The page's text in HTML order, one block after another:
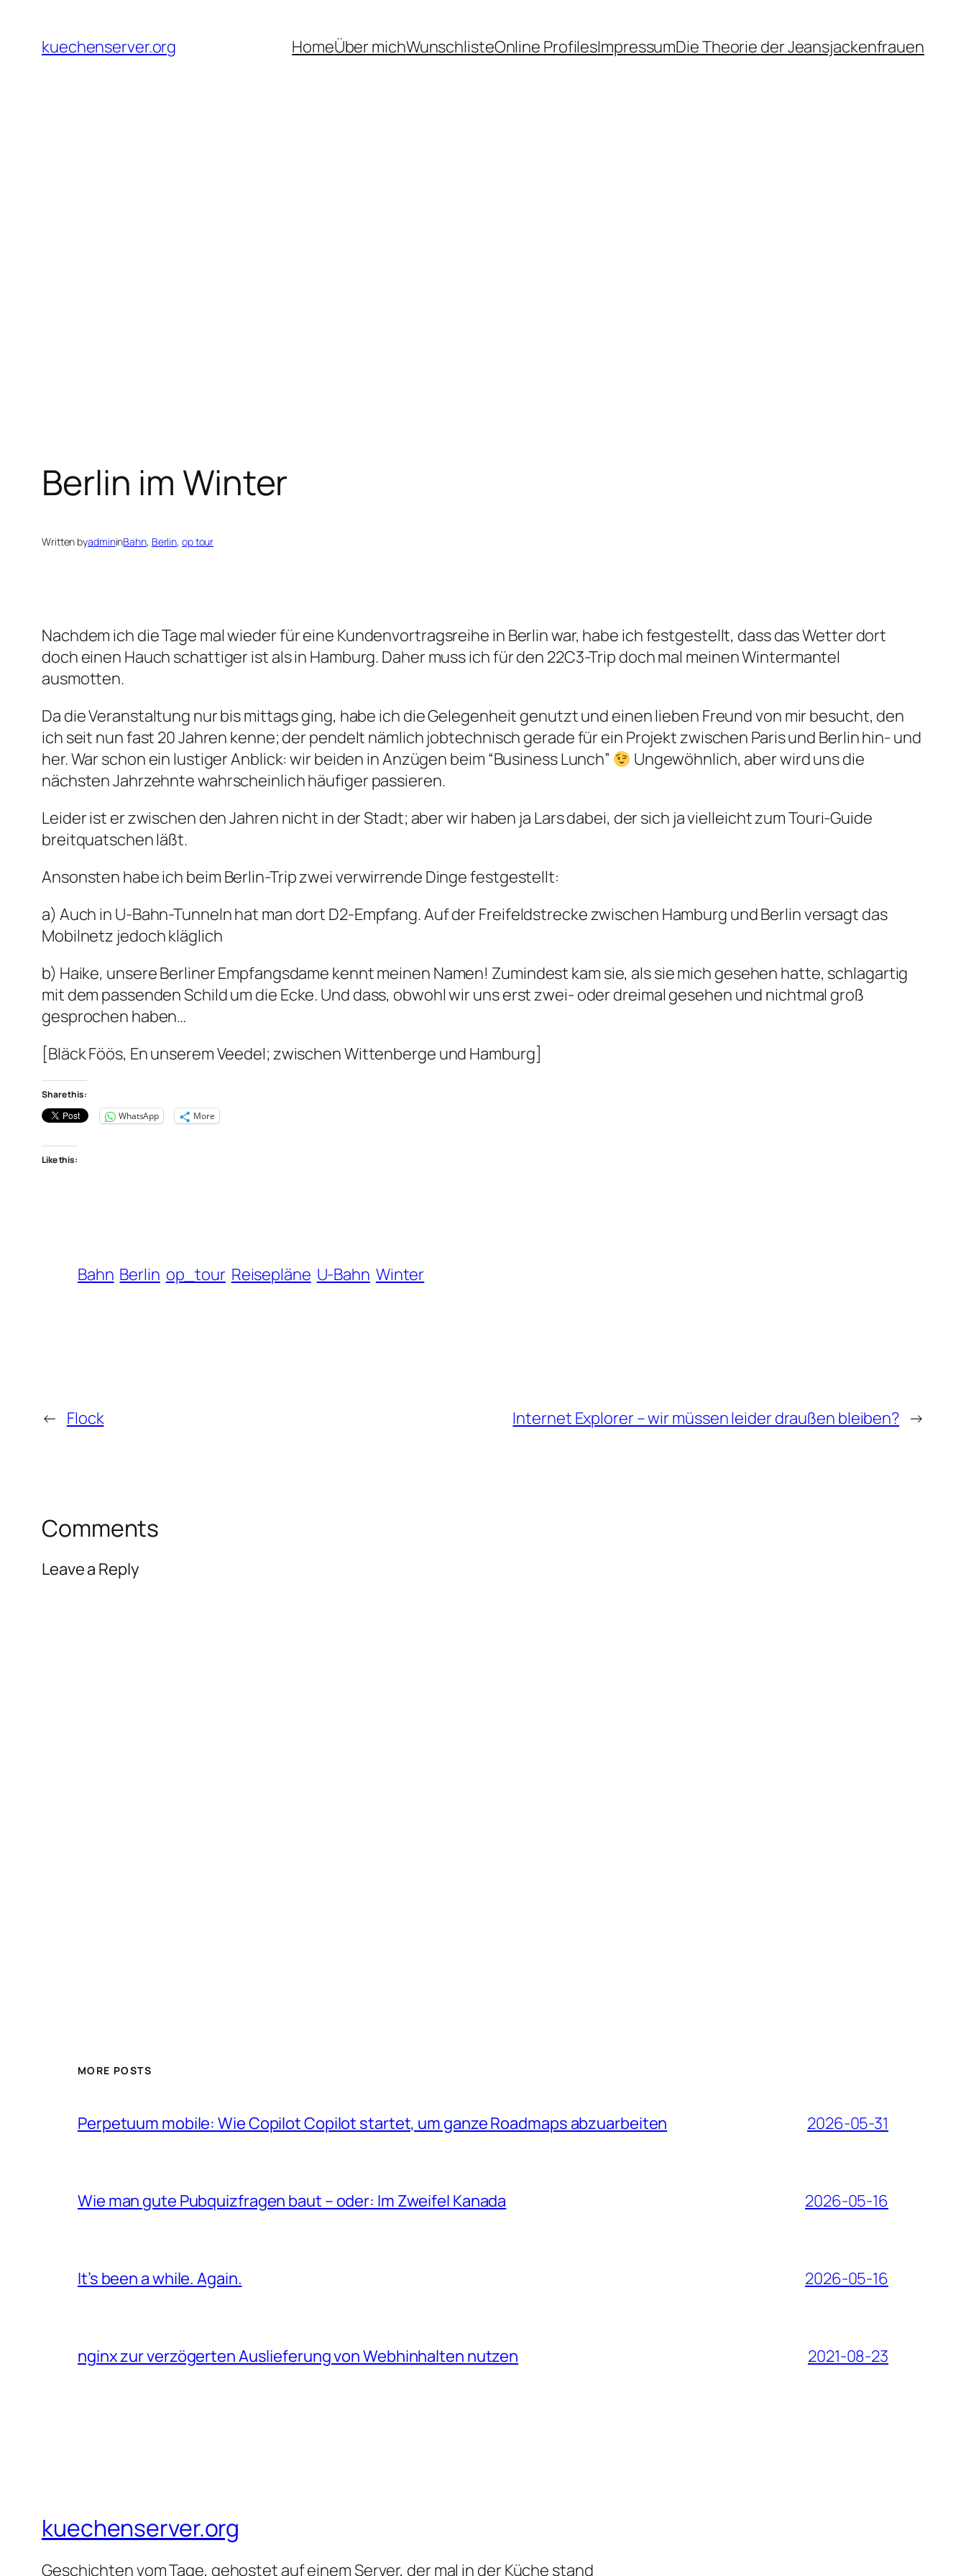
content
kuechenserver.org HomeÜber michWunschlisteOnline ProfilesImpressumDie Theorie der Jeansjackenfrauen
Berlin im Winter
Written byadmininBahn, Berlin, op tour
Nachdem ich die Tage mal wieder für eine Kundenvortragsreihe in Berlin war, habe ich festgestellt, dass das Wetter dort
doch einen Hauch schattiger ist als in Hamburg. Daher muss ich für den 22C3-Trip doch mal meinen Wintermantel
ausmotten.
Da die Veranstaltung nur bis mittags ging, habe ich die Gelegenheit genutzt und einen lieben Freund von mir besucht, den
ich seit nun fast 20 Jahren kenne; der pendelt nämlich jobtechnisch gerade für ein Projekt zwischen Paris und Berlin hin- und
her. War schon ein lustiger Anblick: wir beiden in Anzügen beim “Business Lunch”
Ungewöhnlich, aber wird uns die
nächsten Jahrzehnte wahrscheinlich häufiger passieren.
Leider ist er zwischen den Jahren nicht in der Stadt; aber wir haben ja Lars dabei, der sich ja vielleicht zum Touri-Guide
breitquatschen läßt.
Ansonsten habe ich beim Berlin-Trip zwei verwirrende Dinge festgestellt:
a) Auch in U-Bahn-Tunneln hat man dort D2-Empfang. Auf der Freifeldstrecke zwischen Hamburg und Berlin versagt das
Mobilnetz jedoch kläglich
b) Haike, unsere Berliner Empfangsdame kennt meinen Namen! Zumindest kam sie, als sie mich gesehen hatte, schlagartig
mit dem passenden Schild um die Ecke. Und dass, obwohl wir uns erst zwei- oder dreimal gesehen und nichtmal groß
gesprochen haben…
[Bläck Föös, En unserem Veedel; zwischen Wittenberge und Hamburg]
Share this:
WhatsApp
More
Like this:
Bahn Berlin op_tour Reisepläne U-Bahn Winter
← Flock Internet Explorer – wir müssen leider draußen bleiben? →
Comments
Leave a Reply
MORE POSTS
Perpetuum mobile: Wie Copilot Copilot startet, um ganze Roadmaps abzuarbeiten 2026-05-31
Wie man gute Pubquizfragen baut – oder: Im Zweifel Kanada 2026-05-16
It’s been a while. Again. 2026-05-16
nginx zur verzögerten Auslieferung von Webhinhalten nutzen 2021-08-23
kuechenserver.org
Geschichten vom Tage, gehostet auf einem Server, der mal in der Küche stand